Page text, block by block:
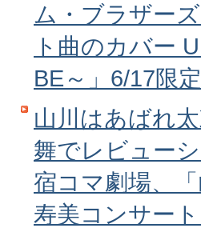
ム・ブラザー
ト曲のカバー
BE～」6/17限
山川はあばれ
舞でレビュー
宿コマ劇場、「
寿美コンサート